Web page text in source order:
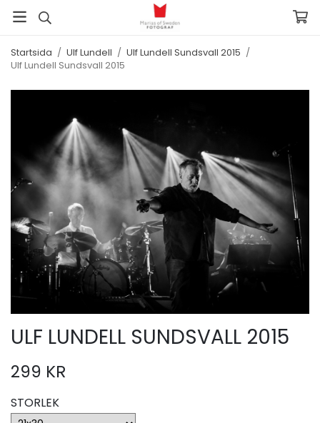
Startsida / Ulf Lundell / Ulf Lundell Sundsvall 2015 /
Ulf Lundell Sundsvall 2015
ULF LUNDELL SUNDSVALL 2015
299 KR
STORLEK